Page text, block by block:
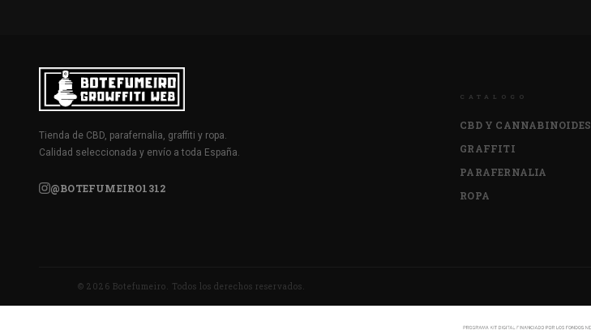
Tienda de CBD, parafernalia, graffiti y ropa.
Calidad seleccionada y envío a toda España.
@BOTEFUMEIRO1312
CATALOGO
CBD Y CANNABINOIDES
GRAFFITI
PARAFERNALIA
ROPA
© 2026 Botefumeiro. Todos los derechos reservados.